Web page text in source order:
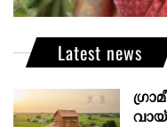
Latest news